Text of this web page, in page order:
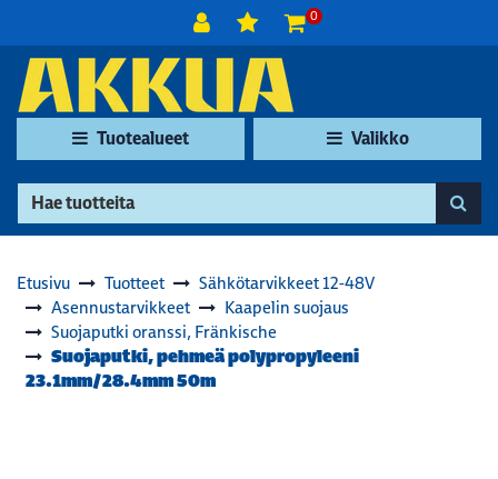
0
Tuotealueet Valikko
Etusivu Tuotteet
Sähkötarvikkeet 12-48V
Asennustarvikkeet
Kaapelin suojaus
Suojaputki oranssi, Fränkische
Suojaputki, pehmeä polypropyleeni
23.1mm/28.4mm 50m